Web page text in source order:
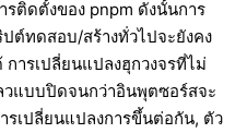
รติดตั้งของ pnpm ดังนั้นการ
ต์ทดสอบ/สร้างทั่วไปจะยังคง
ารเปลี่ยนแปลงฮุกวงจรที่ไม่
วแบบปิดจนกว่าอินพุตซอร์สจะ
เปลี่ยนแปลงการขึ้นต่อกัน, ตัว